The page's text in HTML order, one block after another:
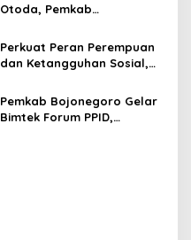
Otoda, Pemkab
Penyelenggaraan
Pemerintahan Terbaik 2025
Perkuat Peran Perempuan
dan Ketangguhan Sosial,
HUT Damkar Jadi Refleksi
Pengabdian
Pemkab Bojonegoro Gelar
Bimtek Forum PPID,